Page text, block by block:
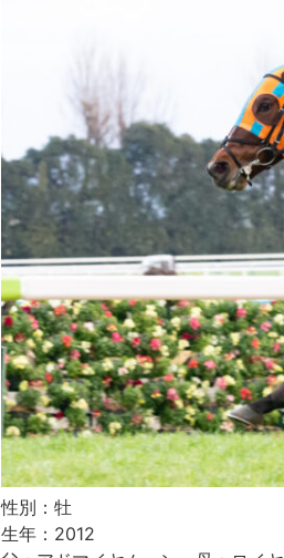
性別：牡
生年：2012